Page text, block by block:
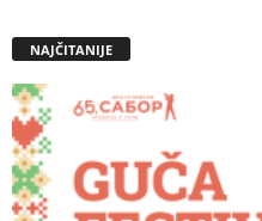
NAJČITANIJE